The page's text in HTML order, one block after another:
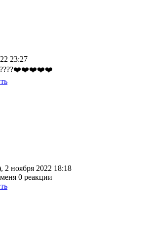
23:27
, 2 ноября 2022 18:18
0 реакции